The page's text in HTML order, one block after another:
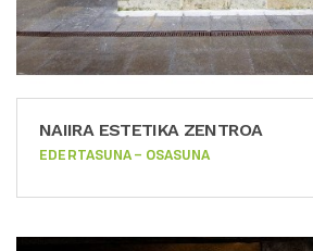
NAIIRA ESTETIKA ZENTROA
EDERTASUNA – OSASUNA